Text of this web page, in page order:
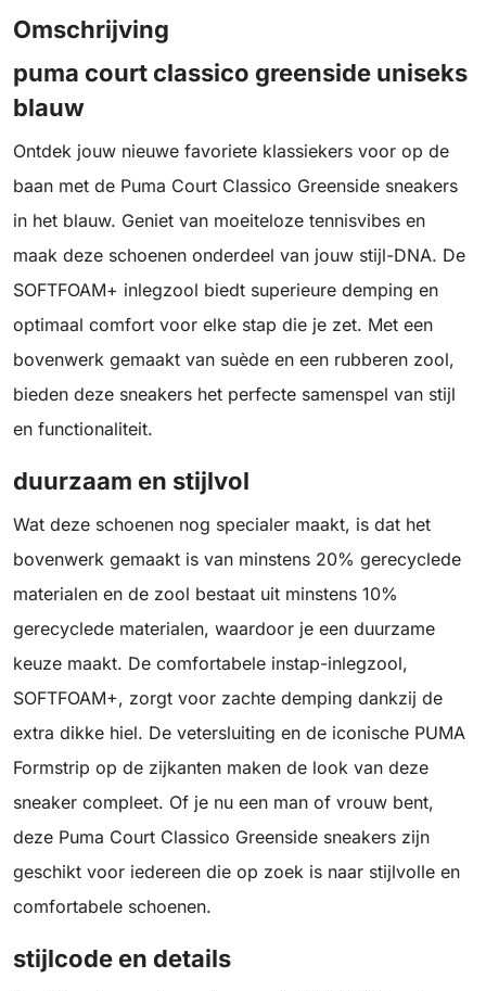
Omschrijving
puma court classico greenside uniseks
blauw
Ontdek jouw nieuwe favoriete klassiekers voor op de
baan met de Puma Court Classico Greenside sneakers
in het blauw. Geniet van moeiteloze tennisvibes en
maak deze schoenen onderdeel van jouw stijl-DNA. De
SOFTFOAM+ inlegzool biedt superieure demping en
optimaal comfort voor elke stap die je zet. Met een
bovenwerk gemaakt van suède en een rubberen zool,
bieden deze sneakers het perfecte samenspel van stijl
en functionaliteit.
duurzaam en stijlvol
Wat deze schoenen nog specialer maakt, is dat het
bovenwerk gemaakt is van minstens 20% gerecyclede
materialen en de zool bestaat uit minstens 10%
gerecyclede materialen, waardoor je een duurzame
keuze maakt. De comfortabele instap-inlegzool,
SOFTFOAM+, zorgt voor zachte demping dankzij de
extra dikke hiel. De vetersluiting en de iconische PUMA
Formstrip op de zijkanten maken de look van deze
sneaker compleet. Of je nu een man of vrouw bent,
deze Puma Court Classico Greenside sneakers zijn
geschikt voor iedereen die op zoek is naar stijlvolle en
comfortabele schoenen.
stijlcode en details